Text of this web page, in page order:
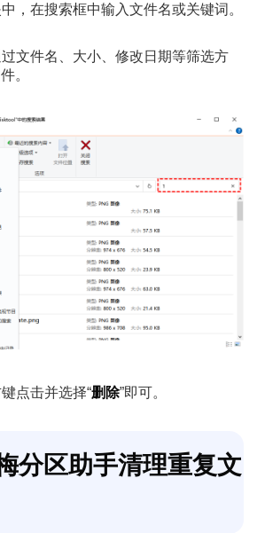
，在搜索框中输入文件名或关键词。
文件名、大小、修改日期等筛选方
。
点击并选择“删除”即可。
分区助手清理重复文